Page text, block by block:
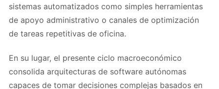
sistemas automatizados como simples herramientas
de apoyo administrativo o canales de optimización
de tareas repetitivas de oficina.
En su lugar, el presente ciclo macroeconómico
consolida arquitecturas de software autónomas
capaces de tomar decisiones complejas basados en